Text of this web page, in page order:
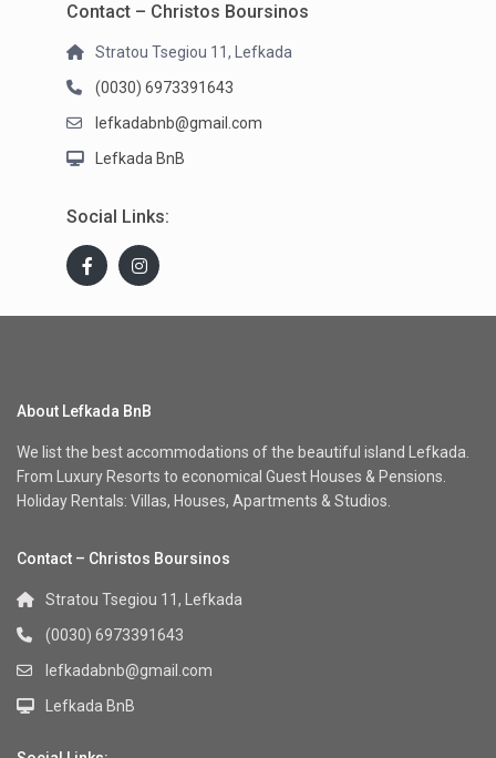
Contact – Christos Boursinos
Stratou Tsegiou 11, Lefkada
(0030) 6973391643
lefkadabnb@gmail.com
Lefkada BnB
Social Links:
About Lefkada BnB
We list the best accommodations of the beautiful island Lefkada.
From Luxury Resorts to economical Guest Houses & Pensions.
Holiday Rentals: Villas, Houses, Apartments & Studios.
Contact – Christos Boursinos
Stratou Tsegiou 11, Lefkada
(0030) 6973391643
lefkadabnb@gmail.com
Lefkada BnB